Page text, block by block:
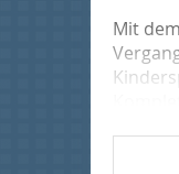
Mit dem